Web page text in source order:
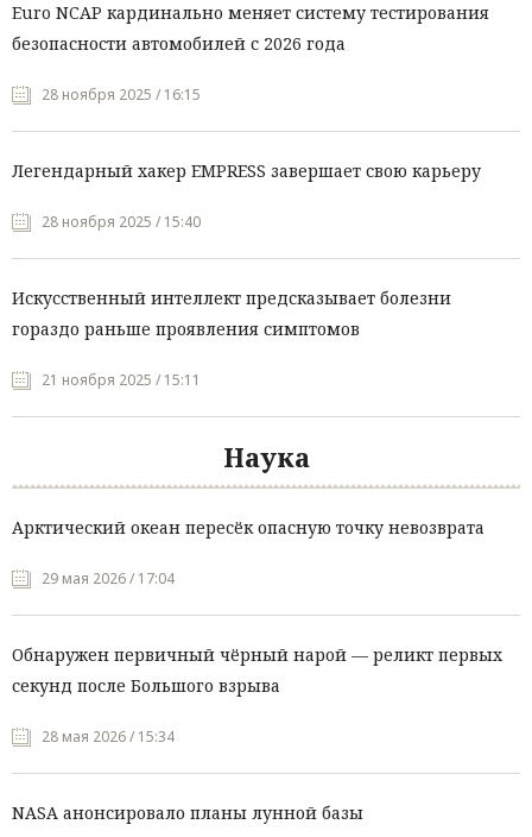
Euro NCAP кардинально меняет систему тестирования
безопасности автомобилей с 2026 года
28 ноября 2025 / 16:15
Легендарный хакер EMPRESS завершает свою карьеру
28 ноября 2025 / 15:40
Искусственный интеллект предсказывает болезни
гораздо раньше проявления симптомов
21 ноября 2025 / 15:11
Наука
Арктический океан пересёк опасную точку невозврата
29 мая 2026 / 17:04
Обнаружен первичный чёрный нарой — реликт первых
секунд после Большого взрыва
28 мая 2026 / 15:34
NASA анонсировало планы лунной базы